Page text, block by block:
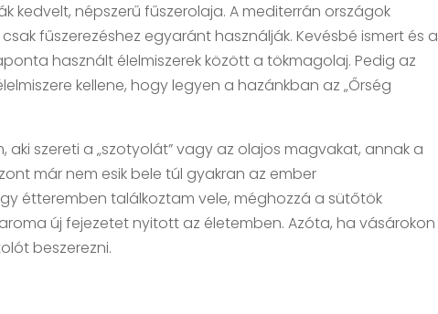
kedvelt, népszerű fűszerolaja. A mediterrán országok
fűszerezéshez egyaránt használják. Kevésbé ismert és a
használt élelmiszerek között a tökmagolaj. Pedig az
kellene, hogy legyen a hazánkban az „Őrség
szereti a „szotyolát” vagy az olajos magvakat, annak a
már nem esik bele túl gyakran az ember
étteremben találkoztam vele, méghozzá a sütőtök
új fejezetet nyitott az életemben. Azóta, ha vásárokon
beszerezni.